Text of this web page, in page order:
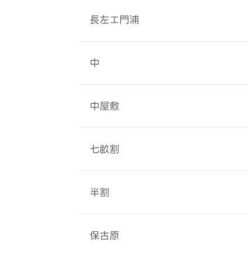
長左エ門浦
中
中屋敷
七畝割
半割
保古原